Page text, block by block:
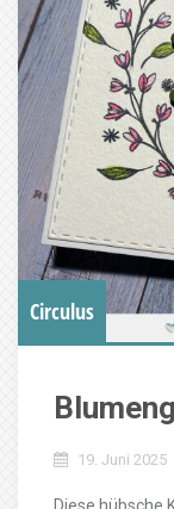
Circulus
19. Juni 2025